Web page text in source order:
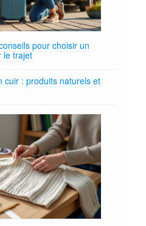
pour choisir un
le trajet
cuir : produits naturels et